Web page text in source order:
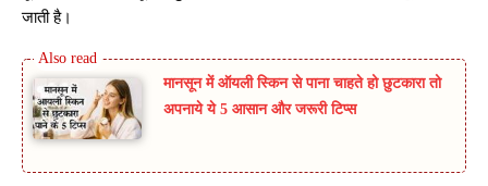
जाती है।
मानसून में ऑयली स्किन से पाना चाहते हो छुटकारा तो
अपनाये ये 5 आसान और जरूरी टिप्स